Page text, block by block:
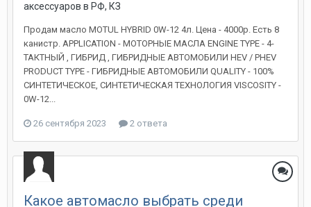
аксессуаров в РФ, КЗ
Продам масло MOTUL HYBRID 0W-12 4л. Цена - 4000р. Есть 8
канистр. APPLICATION - МОТОРНЫЕ МАСЛА ENGINE TYPE - 4-
ТАКТНЫЙ , ГИБРИД , ГИБРИДНЫЕ АВТОМОБИЛИ HEV / PHEV
PRODUCT TYPE - ГИБРИДНЫЕ АВТОМОБИЛИ QUALITY - 100%
СИНТЕТИЧЕСКОЕ, СИНТЕТИЧЕСКАЯ ТЕХНОЛОГИЯ VISCOSITY -
0W-12...
26 сентября 2023 2 ответа
Какое автомасло выбрать среди